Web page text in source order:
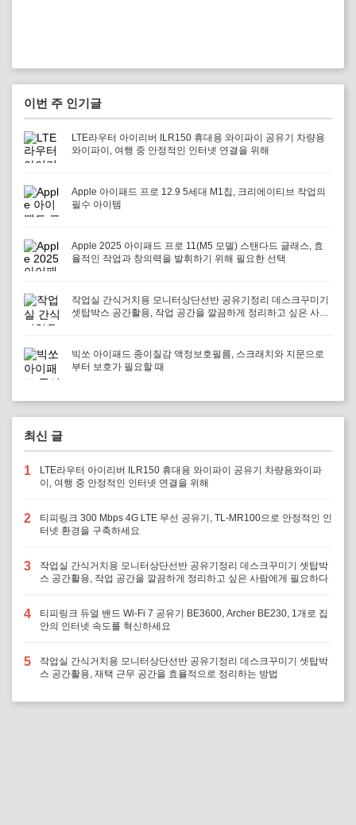
이번 주 인기글
LTE라우터 아이리버 ILR150 휴대용 와이파이 공유기 차량용
와이파이, 여행 중 안정적인 인터넷 연결을 위해
Apple 아이패드 프로 12.9 5세대 M1칩, 크리에이티브 작업의
필수 아이템
Apple 2025 아이패드 프로 11(M5 모델) 스탠다드 글래스, 효
율적인 작업과 창의력을 발휘하기 위해 필요한 선택
작업실 간식거치용 모니터상단선반 공유기정리 데스크꾸미기
셋탑박스 공간활용, 작업 공간을 깔끔하게 정리하고 싶은 사람
빅쏘 아이패드 종이질감 액정보호필름, 스크래치와 지문으로
부터 보호가 필요할 때
최신 글
1
LTE라우터 아이리버 ILR150 휴대용 와이파이 공유기 차량용와이파
이, 여행 중 안정적인 인터넷 연결을 위해
2
티피링크 300 Mbps 4G LTE 무선 공유기, TL-MR100으로 안정적인 인
터넷 환경을 구축하세요
3
작업실 간식거치용 모니터상단선반 공유기정리 데스크꾸미기 셋탑박
스 공간활용, 작업 공간을 깔끔하게 정리하고 싶은 사람에게 필요하다
4
티피링크 듀얼 밴드 Wi-Fi 7 공유기 BE3600, Archer BE230, 1개로 집
안의 인터넷 속도를 혁신하세요
5
작업실 간식거치용 모니터상단선반 공유기정리 데스크꾸미기 셋탑박
스 공간활용, 재택 근무 공간을 효율적으로 정리하는 방법